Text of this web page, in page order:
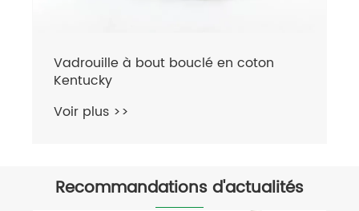
Recommandations d'actualités